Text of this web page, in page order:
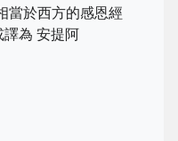
當於西方的感恩經
譯為 安提阿